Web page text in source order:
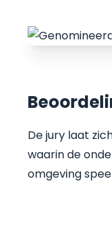
De jury laat
waarin de
omgeving